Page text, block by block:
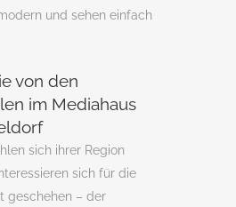
und sehen einfach
von den
im Mediahaus
sich ihrer Region
sich für die
geschehen – der